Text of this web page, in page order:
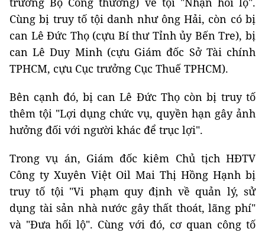
Cùng bị truy tố tội danh như ông Hải, còn có bị
can Lê Đức Thọ (cựu Bí thư Tỉnh ủy Bến Tre), bị
can Lê Duy Minh (cựu Giám đốc Sở Tài chính
TPHCM, cựu Cục trưởng Cục Thuế TPHCM).
Bên cạnh đó, bị can Lê Đức Thọ còn bị truy tố
thêm tội "Lợi dụng chức vụ, quyền hạn gây ảnh
hưởng đối với người khác để trục lợi".
Trong vụ án, Giám đốc kiêm Chủ tịch HĐTV
Công ty Xuyên Việt Oil Mai Thị Hồng Hạnh bị
truy tố tội "Vi phạm quy định về quản lý, sử
dụng tài sản nhà nước gây thất thoát, lãng phí"
và "Đưa hối lộ". Cùng với đó, cơ quan công tố